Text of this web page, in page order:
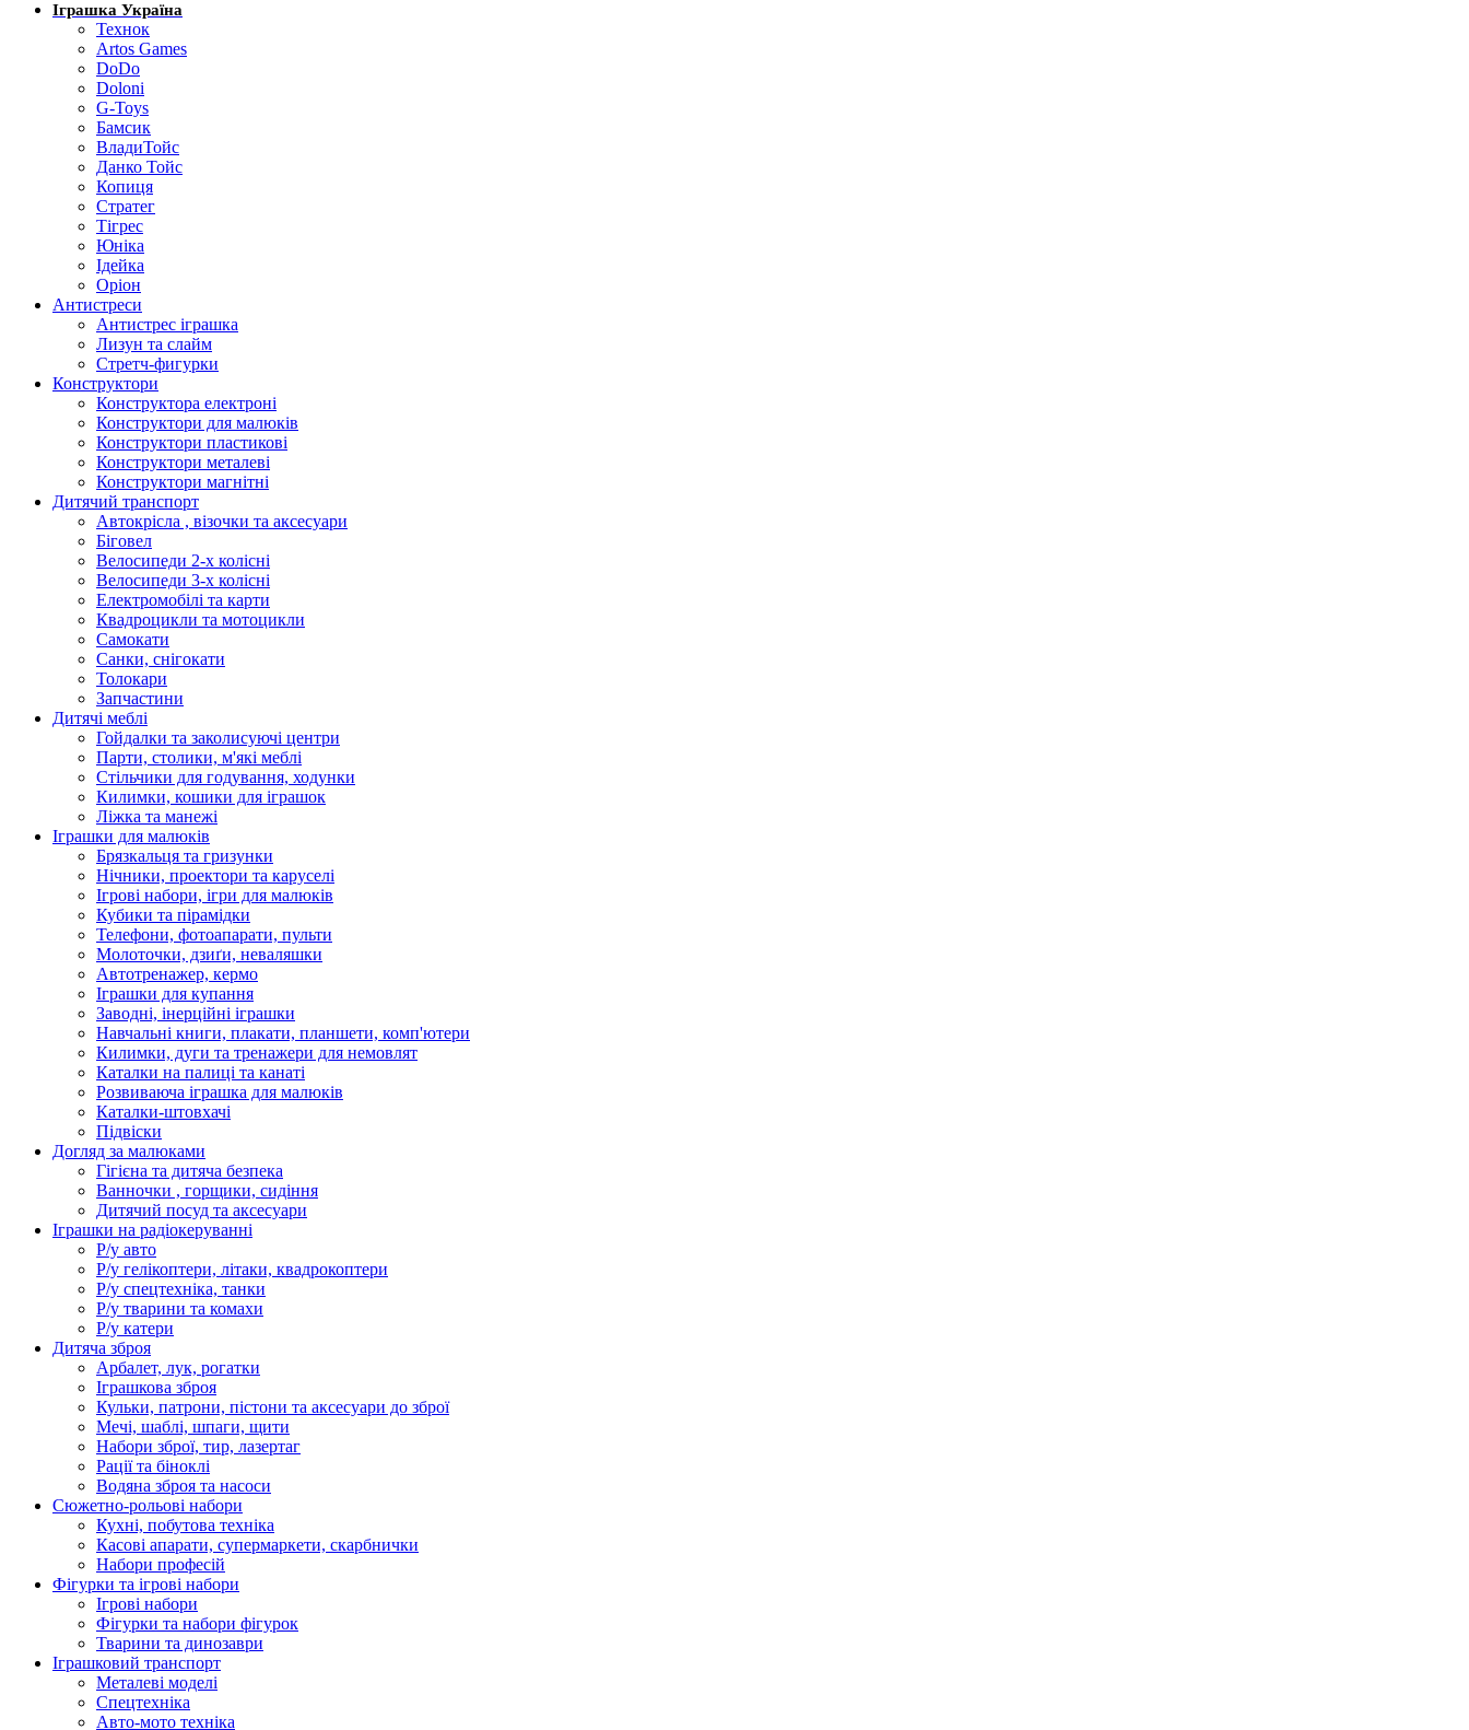
Іграшка Україна
Технок
Artos Games
DoDo
Doloni
G-Toys
Бамсик
ВладиТойс
Данко Тойс
Копиця
Стратег
Тігрес
Юніка
Ідейка
Оріон
Антистреси
Антистрес іграшка
Лизун та слайм
Стретч-фигурки
Конструктори
Конструктора електроні
Конструктори для малюків
Конструктори пластикові
Конструктори металеві
Конструктори магнітні
Дитячий транспорт
Автокрісла , візочки та аксесуари
Біговел
Велосипеди 2-х колісні
Велосипеди 3-х колісні
Електромобілі та карти
Квадроцикли та мотоцикли
Самокати
Санки, снігокати
Толокари
Запчастини
Дитячі меблі
Гойдалки та заколисуючі центри
Парти, столики, м'які меблі
Стільчики для годування, ходунки
Килимки, кошики для іграшок
Ліжка та манежі
Іграшки для малюків
Брязкальця та гризунки
Нічники, проектори та каруселі
Ігрові набори, ігри для малюків
Кубики та пірамідки
Телефони, фотоапарати, пульти
Молоточки, дзиґи, неваляшки
Автотренажер, кермо
Іграшки для купання
Заводні, інерційні іграшки
Навчальні книги, плакати, планшети, комп'ютери
Килимки, дуги та тренажери для немовлят
Каталки на палиці та канаті
Розвиваюча іграшка для малюків
Каталки-штовхачі
Підвіски
Догляд за малюками
Гігієна та дитяча безпека
Ванночки , горщики, сидіння
Дитячий посуд та аксесуари
Іграшки на радіокеруванні
Р/у авто
Р/у гелікоптери, літаки, квадрокоптери
Р/у спецтехніка, танки
Р/у тварини та комахи
Р/у катери
Дитяча зброя
Арбалет, лук, рогатки
Іграшкова зброя
Кульки, патрони, пістони та аксесуари до зброї
Мечі, шаблі, шпаги, щити
Набори зброї, тир, лазертаг
Рації та біноклі
Водяна зброя та насоси
Сюжетно-рольові набори
Кухні, побутова техніка
Касові апарати, супермаркети, скарбнички
Набори професій
Фігурки та ігрові набори
Ігрові набори
Фігурки та набори фігурок
Тварини та динозаври
Іграшковий транспорт
Металеві моделі
Спецтехніка
Авто-мото техніка